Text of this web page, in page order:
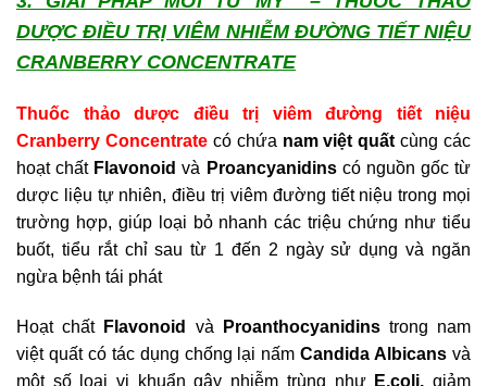
DƯỢC ĐIỀU TRỊ VIÊM NHIỄM ĐƯỜNG TIẾT NIỆU
CRANBERRY CONCENTRATE
Thuốc thảo dược điều trị viêm đường tiết niệu
Cranberry Concentratecó chứa nam việt quất cùng các
hoạt chấtFlavonoid và Proancyanidinscó nguồn gốc từ
dược liệu tự nhiên, điều trị viêm đường tiết niệu trong mọi
trường hợp, giúp loại bỏ nhanh các triệu chứng như tiểu
buốt, tiểu rắt chỉ sau từ 1 đến 2 ngày sử dụng và ngăn
ngừa bệnh tái phát
Hoạt chất Flavonoid và Proanthocyanidinstrong nam
việt quất có tác dụng chống lại nấmCandida Albicans và
một số loại vi khuẩn gây nhiễm trùng như E.coli,giảm